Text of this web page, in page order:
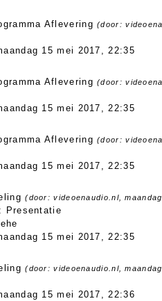
Aflevering(door:
15 mei 2017, 22:35
Aflevering(door:
15 mei 2017, 22:35
Aflevering(door:
15 mei 2017, 22:35
(door: videoenaudio.nl,
Presentatie
15 mei 2017, 22:35
(door: videoenaudio.nl,
15 mei 2017, 22:36